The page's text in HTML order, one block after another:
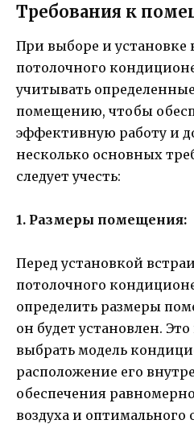
Требования к
При выборе и установке
потолочного
учитывать
помещению, чтобы
эффективную работу и
несколько основных
следует учесть:
1. Размеры помещения:
Перед установкой
потолочного
определить размеры
он будет установлен.
выбрать модель
расположение его
обеспечения
воздуха и оптимального